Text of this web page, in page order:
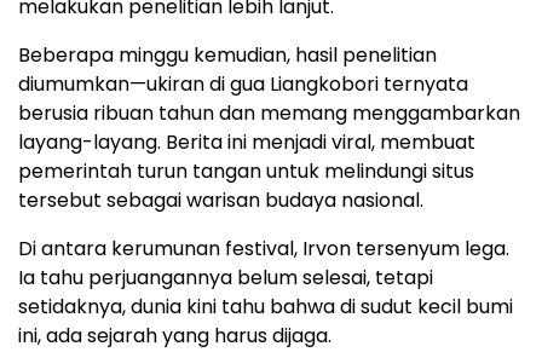
melakukan penelitian lebih lanjut.
Beberapa minggu kemudian, hasil penelitian
diumumkan—ukiran di gua Liangkobori ternyata
berusia ribuan tahun dan memang menggambarkan
layang-layang. Berita ini menjadi viral, membuat
pemerintah turun tangan untuk melindungi situs
tersebut sebagai warisan budaya nasional.
Di antara kerumunan festival, Irvon tersenyum lega.
Ia tahu perjuangannya belum selesai, tetapi
setidaknya, dunia kini tahu bahwa di sudut kecil bumi
ini, ada sejarah yang harus dijaga.